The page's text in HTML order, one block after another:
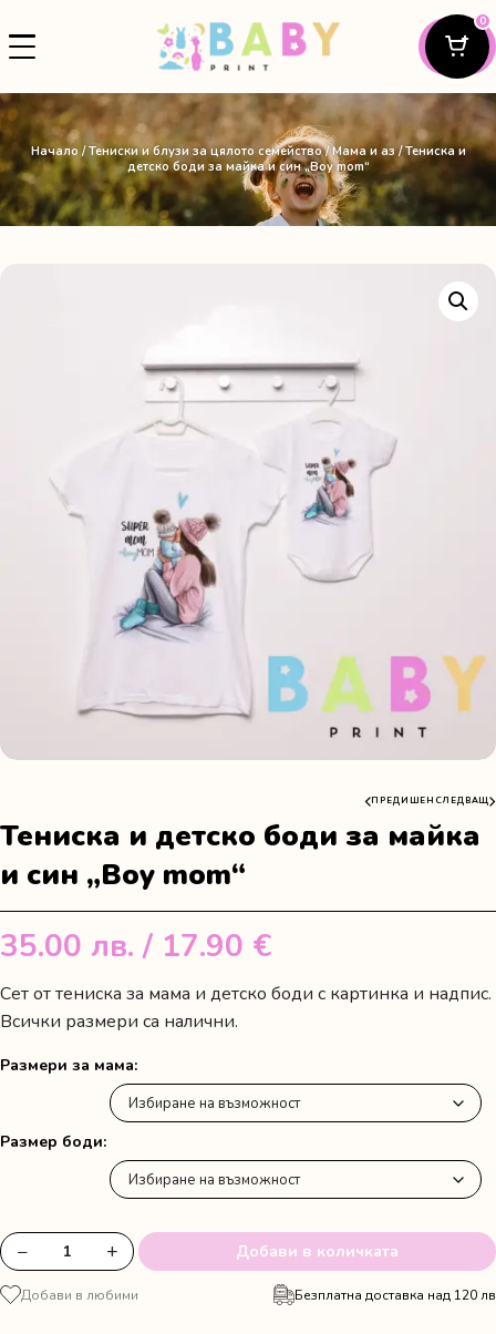
0
Начало /Тениски и блузи за цялото семейство/Мама и аз/ Тениска и
детско боди за майка и син „Boy mom“
ПРЕДИШЕН СЛЕДВАЩ
Тениска и детско боди за майка
и син „Boy mom“
35.00 лв. / 17.90 €
Сет от тениска за мама и детско боди с картинка и надпис.
Всички размери са налични.
Размери за мама
Размер боди
количество
за
Тениска
− + Добави в количката
Добави в любими Безплатна доставка над 120 лв